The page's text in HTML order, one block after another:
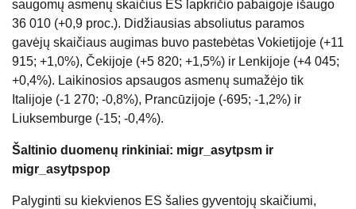
saugomų asmenų skaičius ES lapkričio pabaigoje išaugo
36 010 (+0,9 proc.). Didžiausias absoliutus paramos
gavėjų skaičiaus augimas buvo pastebėtas Vokietijoje (+11
915; +1,0%), Čekijoje (+5 820; +1,5%) ir Lenkijoje (+4 045;
+0,4%). Laikinosios apsaugos asmenų sumažėjo tik
Italijoje (-1 270; -0,8%), Prancūzijoje (-695; -1,2%) ir
Liuksemburge (-15; -0,4%).
Šaltinio duomenų rinkiniai: migr_asytpsm ir
migr_asytpspop
Palyginti su kiekvienos ES šalies gyventojų skaičiumi,